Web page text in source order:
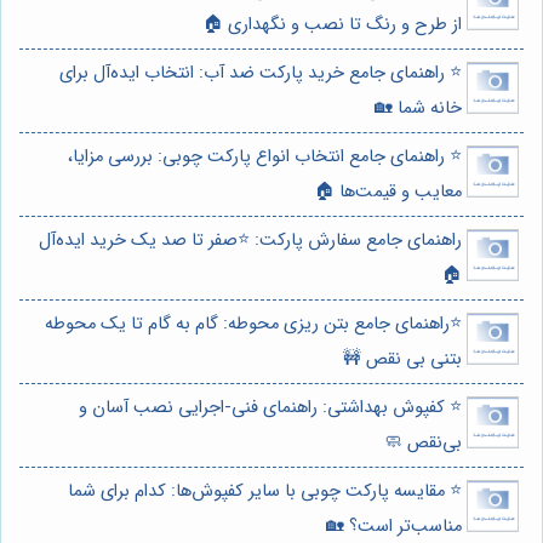
از طرح و رنگ تا نصب و نگهداری 🏠
⭐️ راهنمای جامع خرید پارکت ضد آب: انتخاب ایده‌آل برای
خانه شما 🏡
⭐️ راهنمای جامع انتخاب انواع پارکت چوبی: بررسی مزایا،
معایب و قیمت‌ها 🏠
راهنمای جامع سفارش پارکت: ⭐️صفر تا صد یک خرید ایده‌آل
🏠
⭐️راهنمای جامع بتن ریزی محوطه: گام به گام تا یک محوطه
بتنی بی نقص 🚧
⭐️ کفپوش بهداشتی: راهنمای فنی-اجرایی نصب آسان و
بی‌نقص 🧼
⭐️ مقایسه پارکت چوبی با سایر کفپوش‌ها: کدام برای شما
مناسب‌تر است؟ 🏡